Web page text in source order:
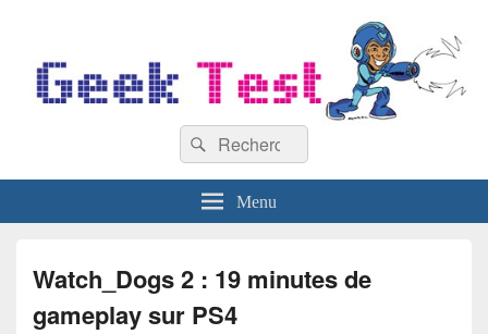
Recherche :
Rechercher
Menu
Watch_Dogs 2 : 19 minutes de
gameplay sur PS4